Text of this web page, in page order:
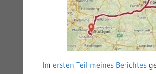
Im ersten Teil meines Berichtes